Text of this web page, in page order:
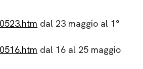
dal 23 maggio al 1°
dal 16 al 25 maggio